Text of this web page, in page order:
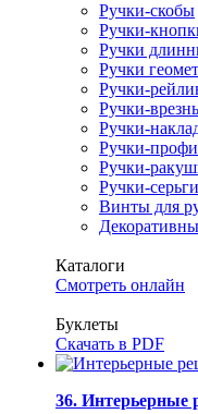
Ручки-скобы
Ручки-
Ручки
Ручки
Ручки-
Ручки-
Ручки-
Ручки-
Ручки-
Ручки-серьги
Винты для
Каталоги
Смотреть онлайн
Буклеты
Скачать в PDF
36. Интерьерные